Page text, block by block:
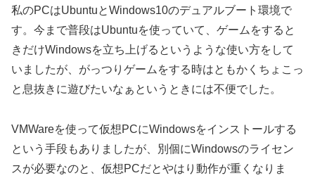
私のPCはUbuntuとWindows10のデュアルブート環境で
す。今まで普段はUbuntuを使っていて、ゲームをすると
きだけWindowsを立ち上げるというような使い方をして
いましたが、がっつりゲームをする時はともかくちょこっ
と息抜きに遊びたいなぁというときには不便でした。
VMWareを使って仮想PCにWindowsをインストールする
という手段もありましたが、別個にWindowsのライセン
スが必要なのと、仮想PCだとやはり動作が重くなりま